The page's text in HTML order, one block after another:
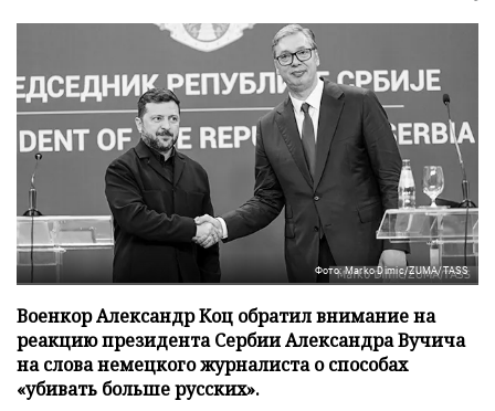
Фото: Marko Dimic/ZUMA/TASS
Военкор Александр Коц обратил внимание на
реакцию президента Сербии Александра Вучича
на слова немецкого журналиста о способах
«убивать больше русских».